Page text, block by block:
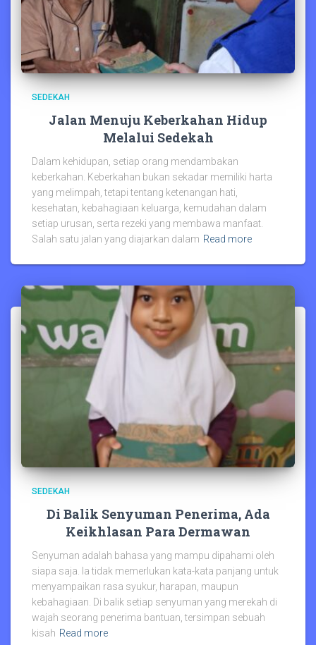
SEDEKAH
Jalan Menuju Keberkahan Hidup
Melalui Sedekah
Dalam kehidupan, setiap orang mendambakan
keberkahan. Keberkahan bukan sekadar memiliki harta
yang melimpah, tetapi tentang ketenangan hati,
kesehatan, kebahagiaan keluarga, kemudahan dalam
setiap urusan, serta rezeki yang membawa manfaat.
Salah satu jalan yang diajarkan dalam Read more
SEDEKAH
Di Balik Senyuman Penerima, Ada
Keikhlasan Para Dermawan
Senyuman adalah bahasa yang mampu dipahami oleh
siapa saja. Ia tidak memerlukan kata-kata panjang untuk
menyampaikan rasa syukur, harapan, maupun
kebahagiaan. Di balik setiap senyuman yang merekah di
wajah seorang penerima bantuan, tersimpan sebuah
kisah Read more